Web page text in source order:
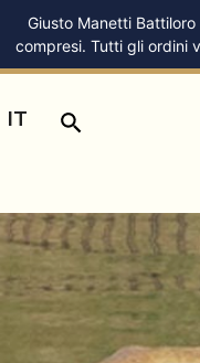
Giusto Manetti
compresi. Tutti gli ordini
IT